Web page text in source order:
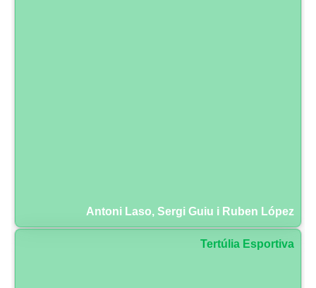
Antoni Laso, Sergi Guiu i Ruben López
Tertúlia Esportiva